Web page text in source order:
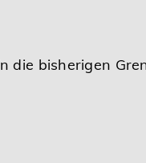
die bisherigen